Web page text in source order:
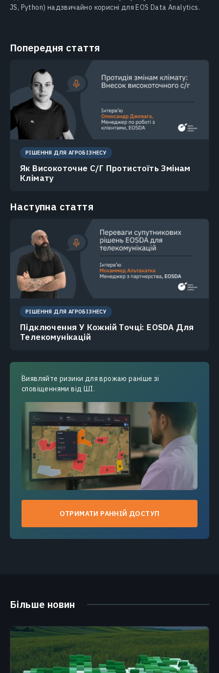
JS, Python) надзвичайно корисні для EOS Data Analytics.
Попередня стаття
РІШЕННЯ ДЛЯ АГРОБІЗНЕСУ
Як Високоточне С/Г Протистоїть Змінам
Клімату
Наступна стаття
РІШЕННЯ ДЛЯ АГРОБІЗНЕСУ
Підключення У Кожній Точці: EOSDA Для
Телекомунікацій
Виявляйте ризики для врожаю раніше зі
сповіщеннями від ШІ.
ОТРИМАТИ РАННІЙ ДОСТУП
Більше новин